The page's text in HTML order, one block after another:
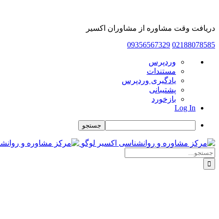
دریافت وقت مشاوره از مشاوران اکسیر
02188078585
09356567329
درباره
وردپرس
وردپرس
مستندات
یادگیری وردپرس
پشتیبانی
بازخورد
Log In
جستجو
Skip
to
content
جستجو
برای: